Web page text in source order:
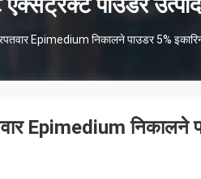
Epimedium निकालने पाउडर 5%
Epimedium